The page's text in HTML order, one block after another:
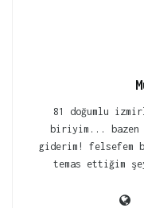
81 doğumlu
biriyim... bazen
giderim! felsefem
temas ettiğim